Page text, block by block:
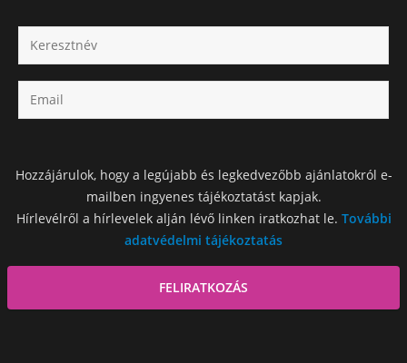
Hozzájárulok, hogy a legújabb és legkedvezőbb ajánlatokról e-
mailben ingyenes tájékoztatást kapjak.
Hírlevélről a hírlevelek alján lévő linken iratkozhat le. További
adatvédelmi tájékoztatás